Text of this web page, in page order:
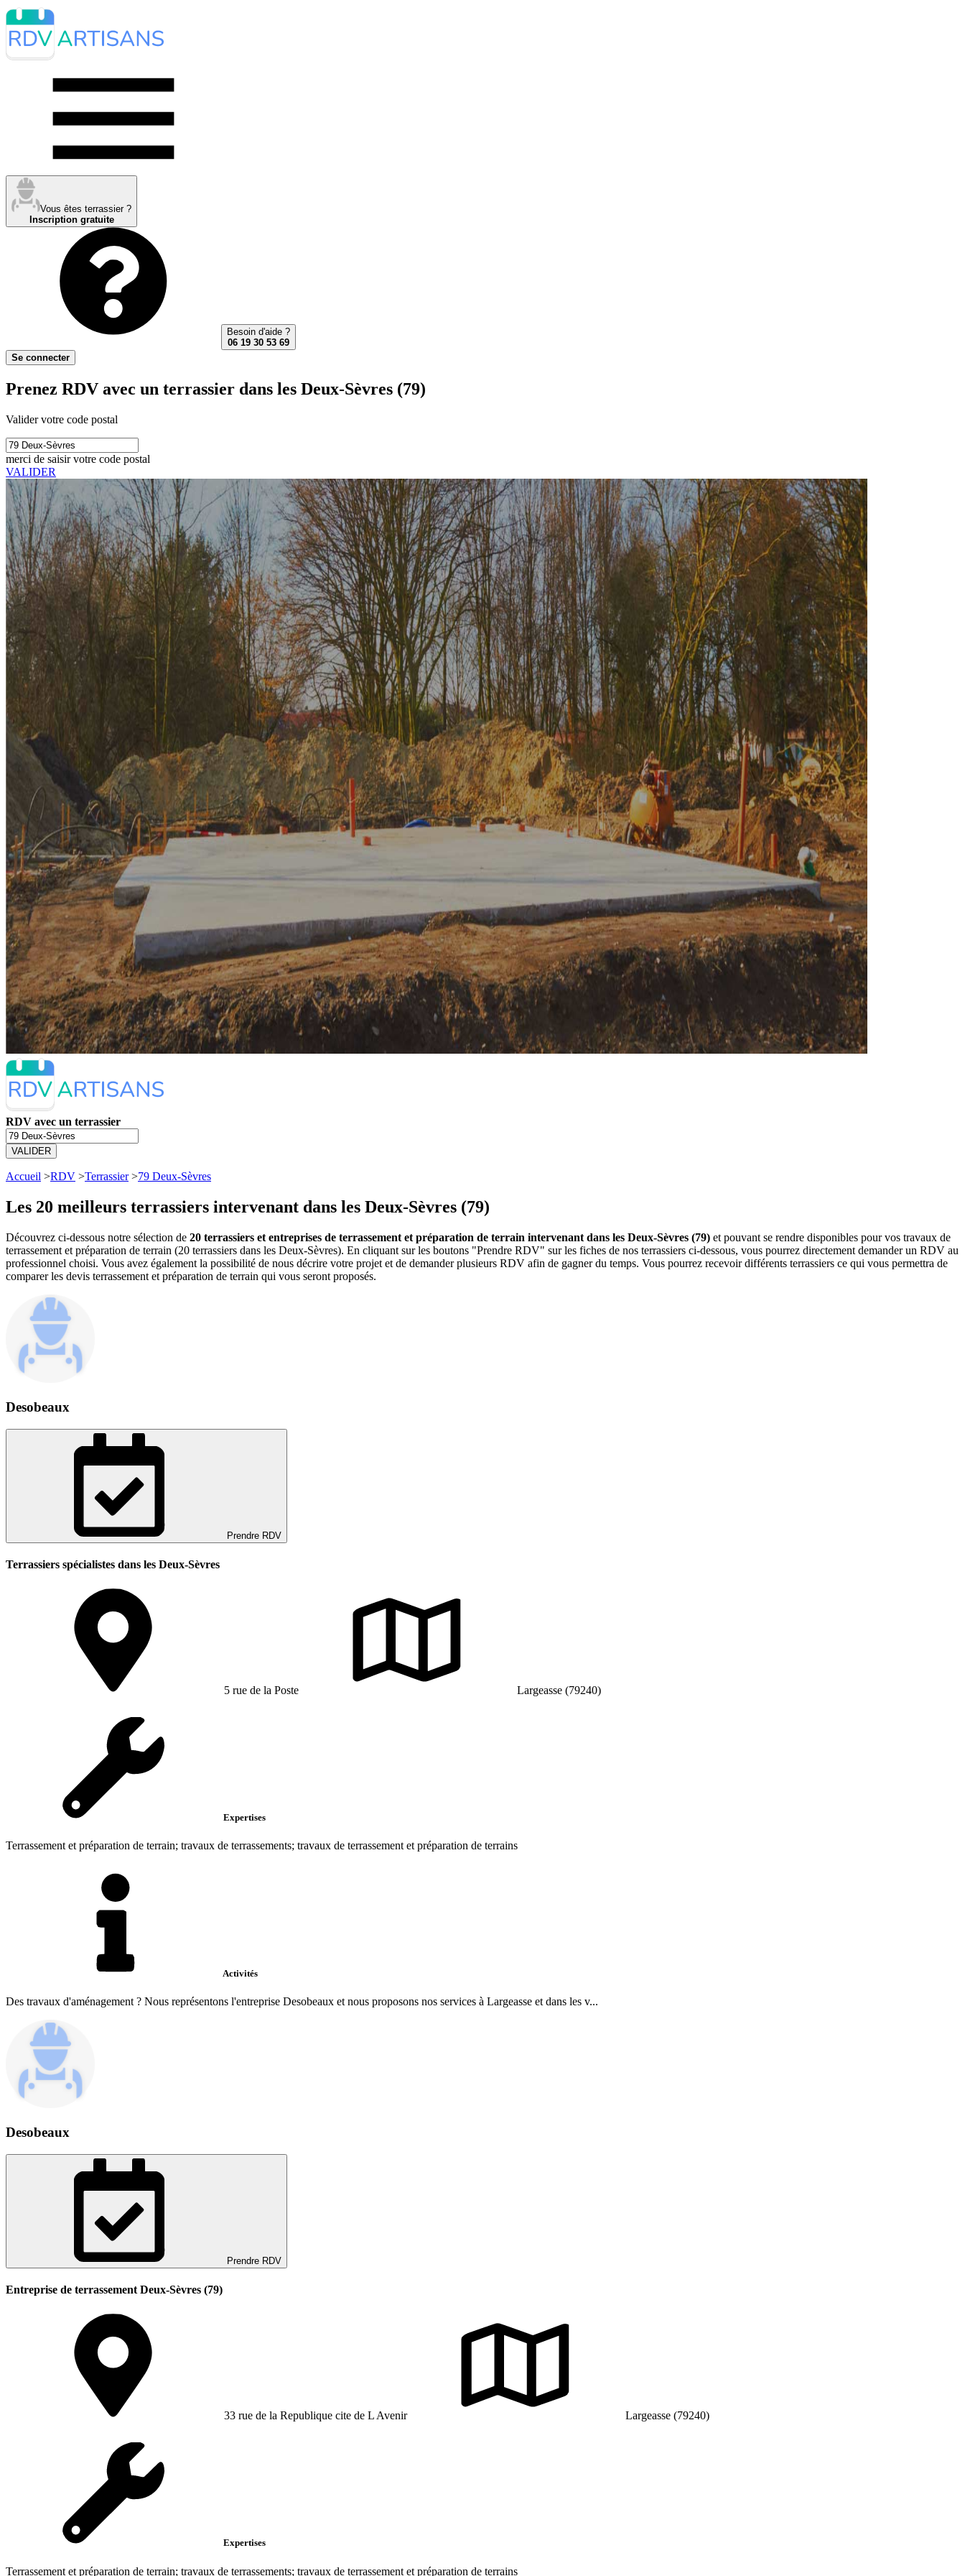
Vous êtes terrassier ?
Inscription gratuite
Besoin d'aide ?
06 19 30 53 69
Se connecter
Prenez RDV avec un terrassier dans les Deux-Sèvres (79)
Valider votre code postal
merci de saisir votre code postal
VALIDER
RDV avec un terrassier
VALIDER
Accueil >RDV >Terrassier>79 Deux-Sèvres
Les 20 meilleurs terrassiers intervenant dans les Deux-Sèvres (79)
Découvrez ci-dessous notre sélection de 20 terrassiers et entreprises de terrassement et préparation de terrain intervenant dans les Deux-Sèvres (79) et pouvant se rendre disponibles pour vos travaux de
terrassement et préparation de terrain (20 terrassiers dans les Deux-Sèvres). En cliquant sur les boutons "Prendre RDV" sur les fiches de nos terrassiers ci-dessous, vous pourrez directement demander un RDV au
professionnel choisi. Vous avez également la possibilité de nous décrire votre projet et de demander plusieurs RDV afin de gagner du temps. Vous pourrez recevoir différents terrassiers ce qui vous permettra de
comparer les devis terrassement et préparation de terrain qui vous seront proposés.
Desobeaux
Prendre RDV
Terrassiers spécialistes dans les Deux-Sèvres
5 rue de la Poste Largeasse (79240)
Expertises
Terrassement et préparation de terrain; travaux de terrassements; travaux de terrassement et préparation de terrains
Activités
Des travaux d'aménagement ? Nous représentons l'entreprise Desobeaux et nous proposons nos services à Largeasse et dans les v...
Desobeaux
Prendre RDV
Entreprise de terrassement Deux-Sèvres (79)
33 rue de la Republique cite de L Avenir Largeasse (79240)
Expertises
Terrassement et préparation de terrain; travaux de terrassements; travaux de terrassement et préparation de terrains